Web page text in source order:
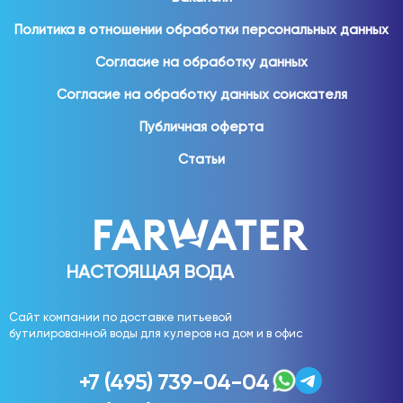
дополнительной подготовки.
Для домашнего использования востребованы:
вода 19 литров;
вода 1,5 литра;
Различные форматы позволяют выбрать удобное
Обеспечение сотрудников качественной питьевой
водой является важной частью комфортного рабочего
пространства.
НАСТОЯЩАЯ ВОДА
Сайт компании по доставке питьевой
бутилированной воды для кулеров на дом и в офис
Политика в отношении обработки персональных данных
Согласие на обработку данных
Согласие на обработку данных соискателя
Публичная оферта
Статьи
+7 (495) 739-04-04